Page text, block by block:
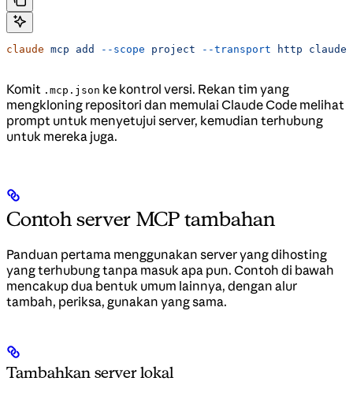
claude mcp add --scope project --transport http
Komit .mcp.json ke kontrol versi. Rekan tim yang
mengkloning repositori dan memulai Claude Code melihat
prompt untuk menyetujui server, kemudian terhubung
untuk mereka juga.
Contoh server MCP tambahan
Panduan pertama menggunakan server yang dihosting
yang terhubung tanpa masuk apa pun. Contoh di bawah
mencakup dua bentuk umum lainnya, dengan alur
tambah, periksa, gunakan yang sama.
Tambahkan server lokal